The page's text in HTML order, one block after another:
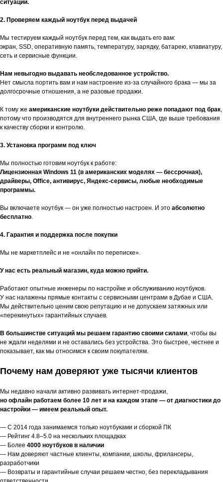
ситуаций.
2. Проверяем каждый ноутбук перед выдачей
Мы тестируем каждый ноутбук перед тем, как выдать его вам:
экран, SSD, оперативную память, температуру, зарядку, батарею, клавиатуру,
сеть и сервисные функции.
Нам невыгодно выдавать необследованное устройство.
Нет смысла портить вам и нам настроение из-за случайного брака — мы за
долгосрочные отношения, а не разовые продажи.
К тому же американские ноутбуки действительно реже попадают под брак,
потому что производятся для внутреннего рынка США, где выше требования
к качеству сборки и контролю.
3. Установка программ под ключ
Мы полностью готовим ноутбук к работе:
Лицензионная Windows 11 (в американских моделях — бессрочная),
драйверы, Office, антивирус, Яндекс-сервисы, любые необходимые
программы.
Вы включаете ноутбук — он уже полностью настроен. И это абсолютно
бесплатно.
4. Гарантия и поддержка после покупки
Мы не маркетплейс и не «онлайн по переписке».
У нас есть реальный магазин, куда можно прийти.
Работают опытные инженеры по настройке и обслуживанию ноутбуков.
У нас налажены прямые контакты с сервисными центрами в Дубае и США.
Мы действительно ценим свою репутацию и не допускаем затяжных или
«перекинутых» гарантийных случаев.
В большинстве ситуаций мы решаем гарантию своими силами, чтобы вы
не ждали неделями и не оставались без устройства. Это быстрее, честнее и
показывает, как мы относимся к своим покупателям.
Почему нам доверяют уже тысячи клиентов
Мы недавно начали активно развивать интернет-продажи,
но офлайн работаем более 10 лет и на каждом этапе — от диагностики до
настройки — имеем реальный опыт.
— С 2014 года занимаемся только ноутбуками и сборкой ПК
— Рейтинг 4.8–5.0 на нескольких площадках
— Более 4000 ноутбуков в наличии
— Нам доверяют частные клиенты, компании, школы, фрилансеры,
разработчики
— Возвраты и гарантийные случаи решаем честно, без перекладывания